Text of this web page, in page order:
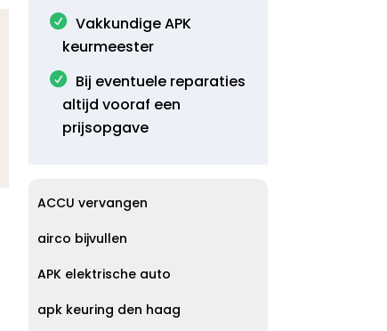
Vakkundige APK
keurmeester
Bij eventuele reparaties
altijd vooraf een
prijsopgave
ACCU vervangen
airco bijvullen
APK elektrische auto
apk keuring den haag